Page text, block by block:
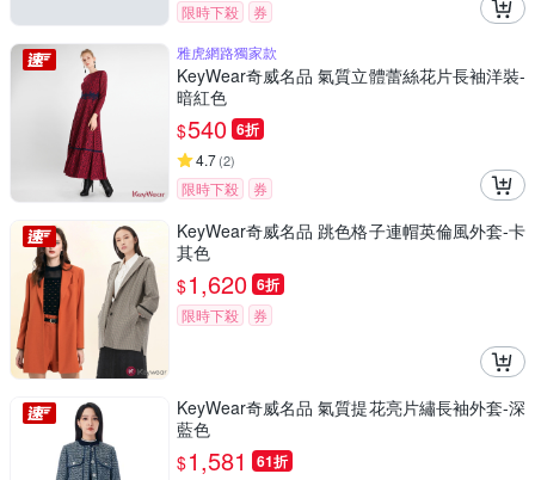
限時下殺
券
雅虎網路獨家款
KeyWear奇威名品 氣質立體蕾絲花片長袖洋裝-
暗紅色
$540 6折
4.7(2)
限時下殺 券
KeyWear奇威名品 跳色格子連帽英倫風外套-卡
其色
$1,620 6折
限時下殺 券
KeyWear奇威名品 氣質提花亮片繡長袖外套-深
藍色
$1,581 61折